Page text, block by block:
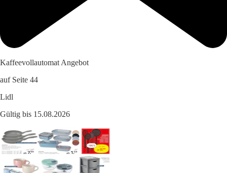
Kaffeevollautomat Angebot
auf Seite 44
Lidl
Gültig bis 15.08.2026